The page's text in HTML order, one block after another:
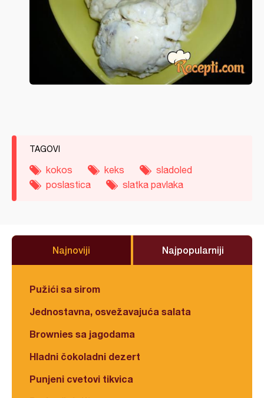
TAGOVI
kokos keks
sladoled
poslastica
slatka pavlaka
Najnoviji Najpopularniji
Pužići sa sirom
Jednostavna, osvežavajuća salata
Brownies sa jagodama
Hladni čokoladni dezert
Punjeni cvetovi tikvica